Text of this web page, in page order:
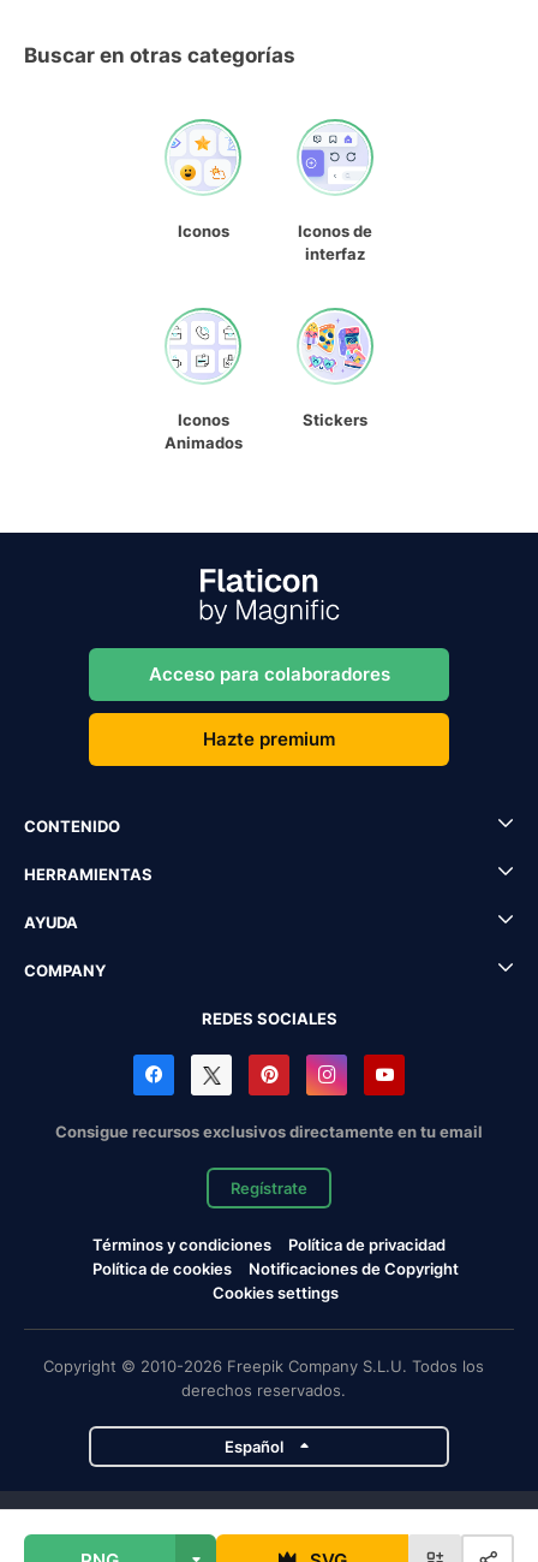
Buscar en otras categorías
Iconos
Iconos de
interfaz
Iconos
Animados
Stickers
Acceso para colaboradores
Hazte premium
CONTENIDO
HERRAMIENTAS
AYUDA
COMPANY
REDES SOCIALES
Consigue recursos exclusivos directamente en tu email
Regístrate
Términos y condiciones
Política de privacidad
Política de cookies
Notificaciones de Copyright
Cookies settings
Copyright © 2010-2026 Freepik Company S.L.U. Todos los
derechos reservados.
Español